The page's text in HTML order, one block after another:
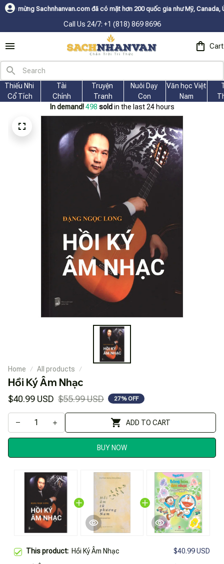
đã có mặt hơn 200 quốc gia như Mỹ, Canada, Úc, Nhật, Hàn,
Call Us 24/7: +1 (818) 869 8696
Cart
Thiếu Nhi
Cổ Tích
Tài
Chính
Truyện
Tranh
Nuôi Dạy
Con
Văn học Việt
Nam
In demand! 498 sold in the last 24 hours
Home All products
Hồi Ký Âm Nhạc
$40.99 USD $55.99 USD 27% OFF
ADD TO CART
BUY NOW
This product: Hồi Ký Âm Nhạc $40.99 USD